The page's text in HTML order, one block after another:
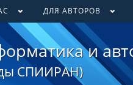
ДЛЯ АВТОРОВ
и
СПИИРАН)